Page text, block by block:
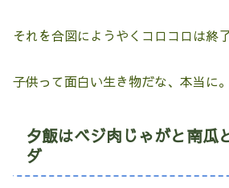
それを合図にようやくコロコロは終
子供って面白い生き物だな、本当に。
夕飯はベジ肉じゃがと南瓜
ダ